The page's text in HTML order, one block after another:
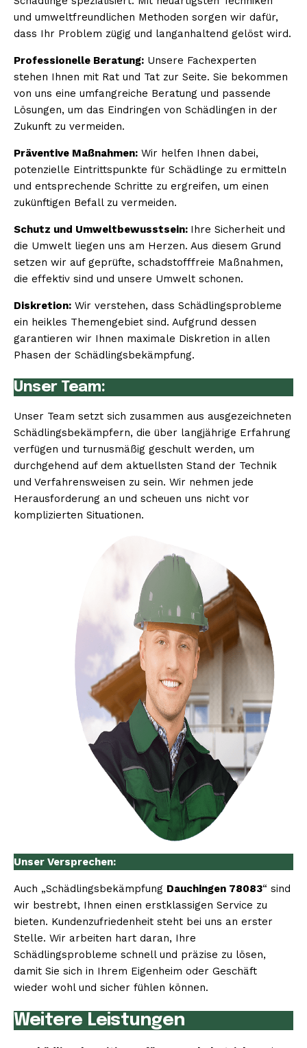
und umweltfreundlichen Methoden sorgen wir dafür,
dass Ihr Problem zügig und langanhaltend gelöst wird.
Professionelle Beratung: Unsere Fachexperten
stehen Ihnen mit Rat und Tat zur Seite. Sie bekommen
von uns eine umfangreiche Beratung und passende
Lösungen, um das Eindringen von Schädlingen in der
Zukunft zu vermeiden.
Präventive Maßnahmen: Wir helfen Ihnen dabei,
potenzielle Eintrittspunkte für Schädlinge zu ermitteln
und entsprechende Schritte zu ergreifen, um einen
zukünftigen Befall zu vermeiden.
Schutz und Umweltbewusstsein: Ihre Sicherheit und
die Umwelt liegen uns am Herzen. Aus diesem Grund
setzen wir auf geprüfte, schadstofffreie Maßnahmen,
die effektiv sind und unsere Umwelt schonen.
Diskretion: Wir verstehen, dass Schädlingsprobleme
ein heikles Themengebiet sind. Aufgrund dessen
garantieren wir Ihnen maximale Diskretion in allen
Phasen der Schädlingsbekämpfung.
Unser Team:
Unser Team setzt sich zusammen aus ausgezeichneten
Schädlingsbekämpfern, die über langjährige Erfahrung
verfügen und turnusmäßig geschult werden, um
durchgehend auf dem aktuellsten Stand der Technik
und Verfahrensweisen zu sein. Wir nehmen jede
Herausforderung an und scheuen uns nicht vor
komplizierten Situationen.
Unser Versprechen:
Auch „Schädlingsbekämpfung Dauchingen 78083“ sind
wir bestrebt, Ihnen einen erstklassigen Service zu
bieten. Kundenzufriedenheit steht bei uns an erster
Stelle. Wir arbeiten hart daran, Ihre
Schädlingsprobleme schnell und präzise zu lösen,
damit Sie sich in Ihrem Eigenheim oder Geschäft
wieder wohl und sicher fühlen können.
Weitere Leistungen